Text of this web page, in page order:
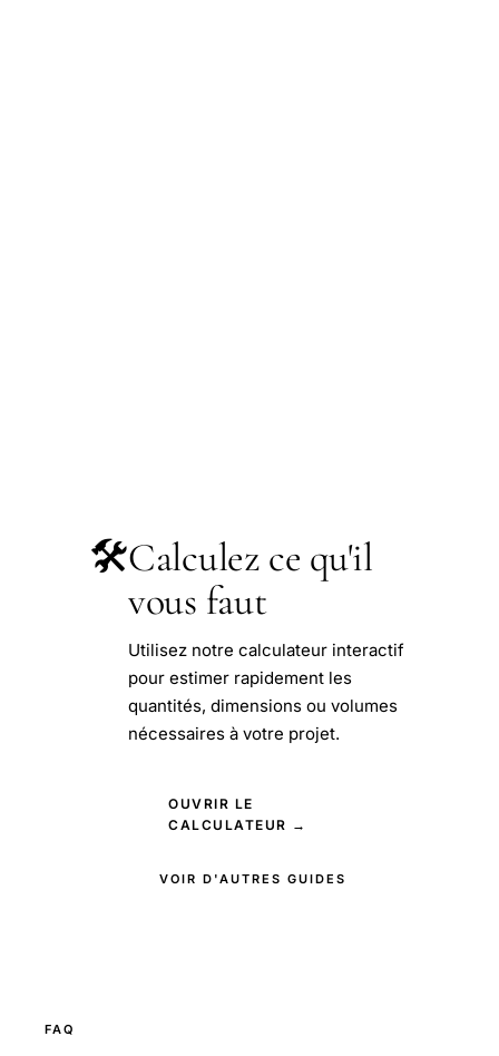
🛠️Calculez ce qu'il
vous faut
Utilisez notre calculateur interactif
pour estimer rapidement les
quantités, dimensions ou volumes
nécessaires à votre projet.
OUVRIR LE
CALCULATEUR →
VOIR D'AUTRES GUIDES
FAQ